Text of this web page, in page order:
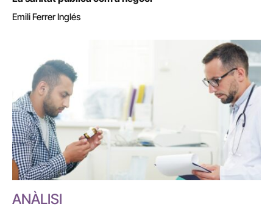
Emili Ferrer Inglés
ANÀLISI